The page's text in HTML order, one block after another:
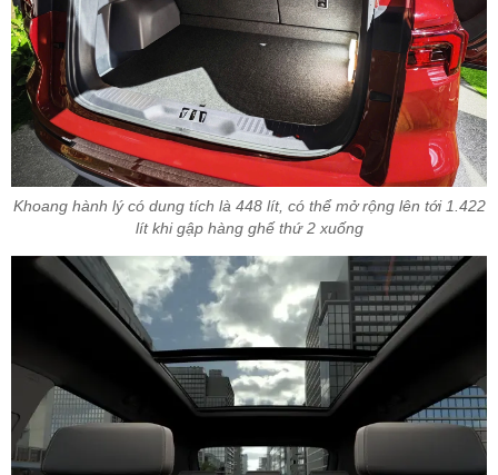
Khoang hành lý có dung tích là 448 lít, có thể mở rộng lên tới 1.422
lít khi gập hàng ghế thứ 2 xuống